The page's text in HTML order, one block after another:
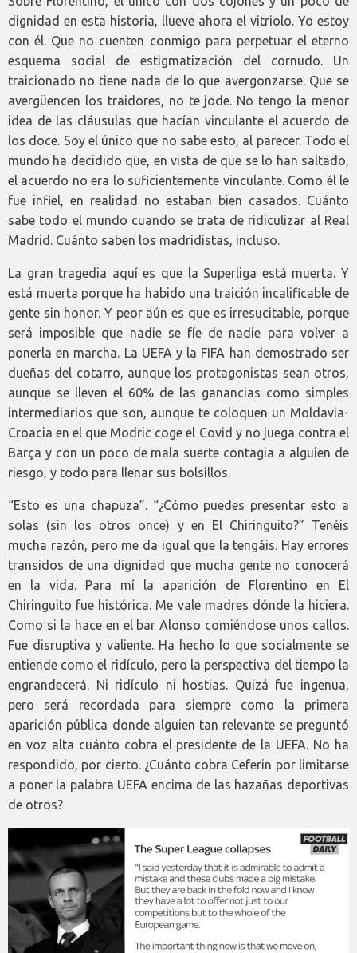
dignidad en esta historia, llueve ahora el vitriolo. Yo estoy
con él. Que no cuenten conmigo para perpetuar el eterno
esquema social de estigmatización del cornudo. Un
traicionado no tiene nada de lo que avergonzarse. Que se
avergüencen los traidores, no te jode. No tengo la menor
idea de las cláusulas que hacían vinculante el acuerdo de
los doce. Soy el único que no sabe esto, al parecer. Todo el
mundo ha decidido que, en vista de que se lo han saltado,
el acuerdo no era lo suficientemente vinculante. Como él le
fue infiel, en realidad no estaban bien casados. Cuánto
sabe todo el mundo cuando se trata de ridiculizar al Real
Madrid. Cuánto saben los madridistas, incluso.
La gran tragedia aquí es que la Superliga está muerta. Y
está muerta porque ha habido una traición incalificable de
gente sin honor. Y peor aún es que es irresucitable, porque
será imposible que nadie se fíe de nadie para volver a
ponerla en marcha. La UEFA y la FIFA han demostrado ser
dueñas del cotarro, aunque los protagonistas sean otros,
aunque se lleven el 60% de las ganancias como simples
intermediarios que son, aunque te coloquen un Moldavia-
Croacia en el que Modric coge el Covid y no juega contra el
Barça y con un poco de mala suerte contagia a alguien de
riesgo, y todo para llenar sus bolsillos.
“Esto es una chapuza”. “¿Cómo puedes presentar esto a
solas (sin los otros once) y en El Chiringuito?” Tenéis
mucha razón, pero me da igual que la tengáis. Hay errores
transidos de una dignidad que mucha gente no conocerá
en la vida. Para mí la aparición de Florentino en El
Chiringuito fue histórica. Me vale madres dónde la hiciera.
Como si la hace en el bar Alonso comiéndose unos callos.
Fue disruptiva y valiente. Ha hecho lo que socialmente se
entiende como el ridículo, pero la perspectiva del tiempo la
engrandecerá. Ni ridículo ni hostias. Quizá fue ingenua,
pero será recordada para siempre como la primera
aparición pública donde alguien tan relevante se preguntó
en voz alta cuánto cobra el presidente de la UEFA. No ha
respondido, por cierto. ¿Cuánto cobra Ceferin por limitarse
a poner la palabra UEFA encima de las hazañas deportivas
de otros?